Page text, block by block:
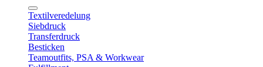
Textilveredelung
Siebdruck
Transferdruck
Besticken
Teamoutfits, PSA & Workwear